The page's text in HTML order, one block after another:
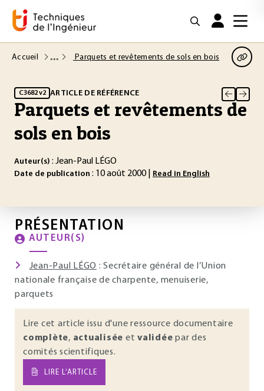
Accueil Parquets et revêtements de sols en bois
C3682 v2 ARTICLE DE RÉFÉRENCE
Parquets et revêtements de
sols en bois
Auteur(s) : Jean-Paul LÉGO
Date de publication : 10 août 2000 | Read in English
PRÉSENTATION
AUTEUR(S)
Jean-Paul LÉGO : Secrétaire général de l’Union
nationale française de charpente, menuiserie,
parquets
Lire cet article issu d'une ressource documentaire
complète, actualisée et validée par des
comités scientifiques.
LIRE L’ARTICLE